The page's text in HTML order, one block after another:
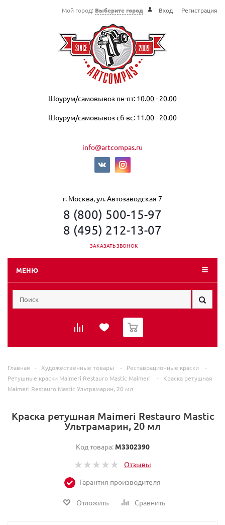
Мой город: Выберите город Вход Регистрация
Шоурум/самовывоз пн-пт: 10.00 - 20.00
Шоурум/самовывоз сб-вс: 11.00 - 20.00
info@artcompas.ru
г. Москва, ул. Автозаводская 7
8 (800) 500-15-97
8 (495) 212-13-07
ЗАКАЗАТЬ ЗВОНОК
МЕНЮ
0
Главная - Художественные товары - Реставрационные краски
-
Ретушные краски Maimeri Restauro Mastic Maimeri
-
Краска ретушная
Maimeri Restauro Mastic Ультрамарин, 20 мл
Краска ретушная Maimeri Restauro Mastic
Ультрамарин, 20 мл
Код товара: M3302390
Отзывы
Гарантия производителя
Отложить Сравнить